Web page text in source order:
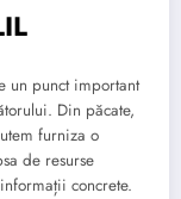
un punct important
Din păcate,
furniza o
de resurse
concrete.